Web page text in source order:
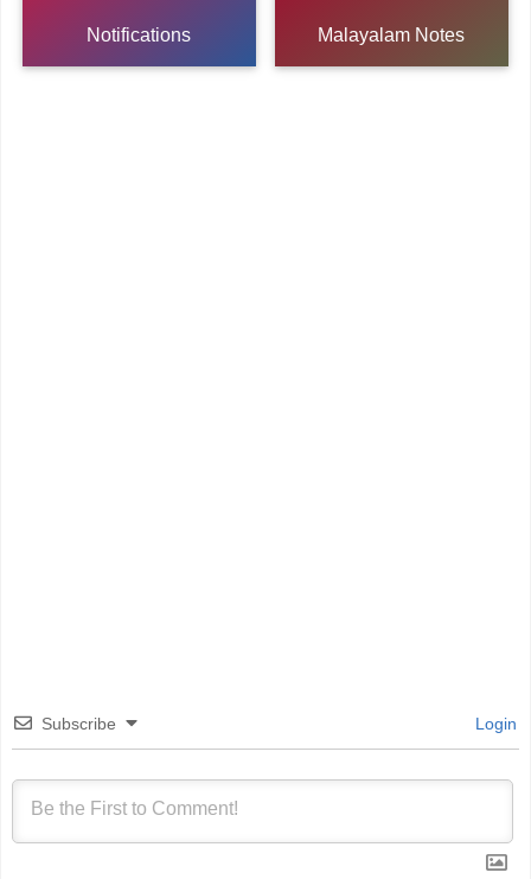
Notifications Malayalam Notes
Subscribe Login